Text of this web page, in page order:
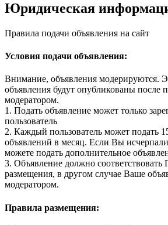
Юридическая
Правила подачи объявления на сайт
Условия подачи объявления:
Внимание, объявления модерируются.
объявления будут опубликованы после
модератором.
1. Подать объявление может только
пользователь
2. Каждый пользователь может подать
объявлений в месяц. Если Вы
можете подать дополнительное
3. Объявление должно соответствовать
размещения, в другом случае Ваше
модератором.
Правила размещения: